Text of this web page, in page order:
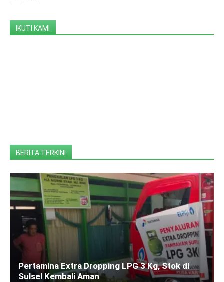
IKUTI KAMI
BERITA TERKINI
Pertamina Extra Dropping LPG 3 Kg, Stok di
Sulsel Kembali Aman